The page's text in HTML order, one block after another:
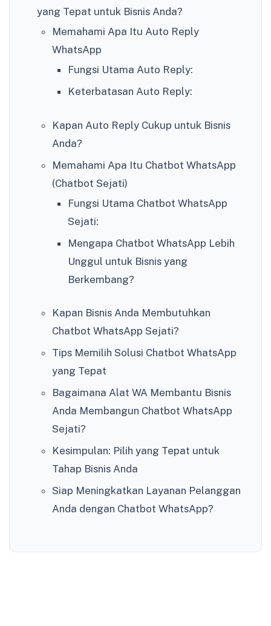
yang Tepat untuk Bisnis Anda?
Memahami Apa Itu Auto Reply
WhatsApp
Fungsi Utama Auto Reply:
Keterbatasan Auto Reply:
Kapan Auto Reply Cukup untuk Bisnis
Anda?
Memahami Apa Itu Chatbot WhatsApp
(Chatbot Sejati)
Fungsi Utama Chatbot WhatsApp
Sejati:
Mengapa Chatbot WhatsApp Lebih
Unggul untuk Bisnis yang
Berkembang?
Kapan Bisnis Anda Membutuhkan
Chatbot WhatsApp Sejati?
Tips Memilih Solusi Chatbot WhatsApp
yang Tepat
Bagaimana Alat WA Membantu Bisnis
Anda Membangun Chatbot WhatsApp
Sejati?
Kesimpulan: Pilih yang Tepat untuk
Tahap Bisnis Anda
Siap Meningkatkan Layanan Pelanggan
Anda dengan Chatbot WhatsApp?